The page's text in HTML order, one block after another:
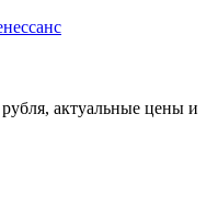
актуальные цены и